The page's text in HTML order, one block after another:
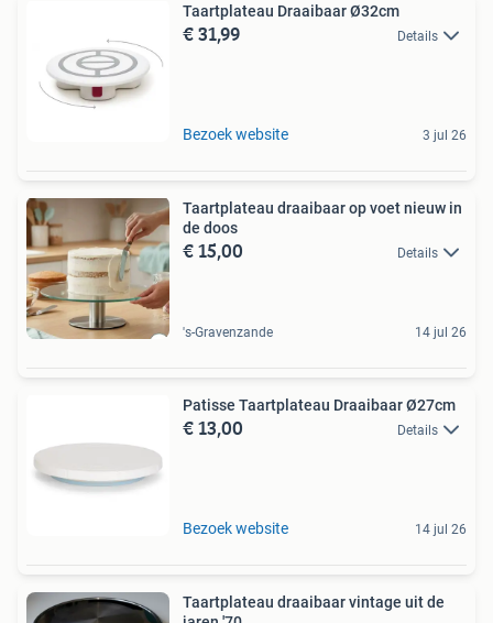
Taartplateau Draaibaar Ø32cm
€ 31,99 Details
Bezoek website 3 jul 26
Taartplateau draaibaar op voet nieuw in
de doos
€ 15,00 Details
's-Gravenzande 14 jul 26
Patisse Taartplateau Draaibaar Ø27cm
€ 13,00 Details
Bezoek website 14 jul 26
Taartplateau draaibaar vintage uit de